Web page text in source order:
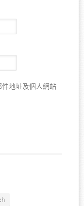
地址及個人網站